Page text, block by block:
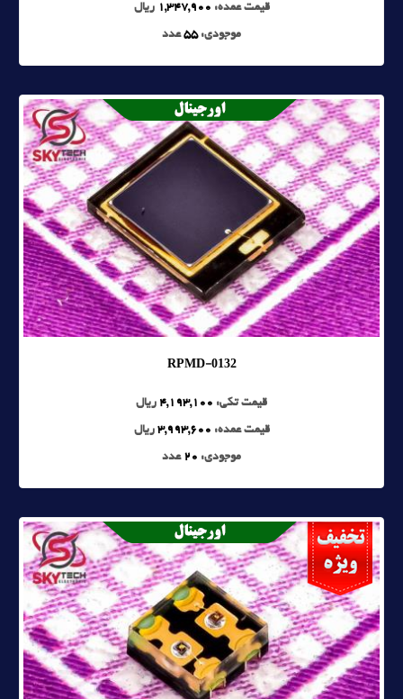
قیمت عمده: 1,347,900 ریال
موجودی:55عدد
RPMD-0132
قیمت تکی: 4,193,100 ریال
قیمت عمده: 3,993,600 ریال
موجودی: 20 عدد